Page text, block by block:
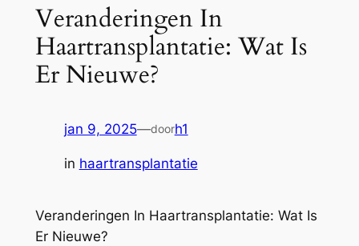
Veranderingen In
Haartransplantatie: Wat Is
Er Nieuwe?
jan 9, 2025—doorh1
in haartransplantatie
Veranderingen In Haartransplantatie: Wat Is
Er Nieuwe?